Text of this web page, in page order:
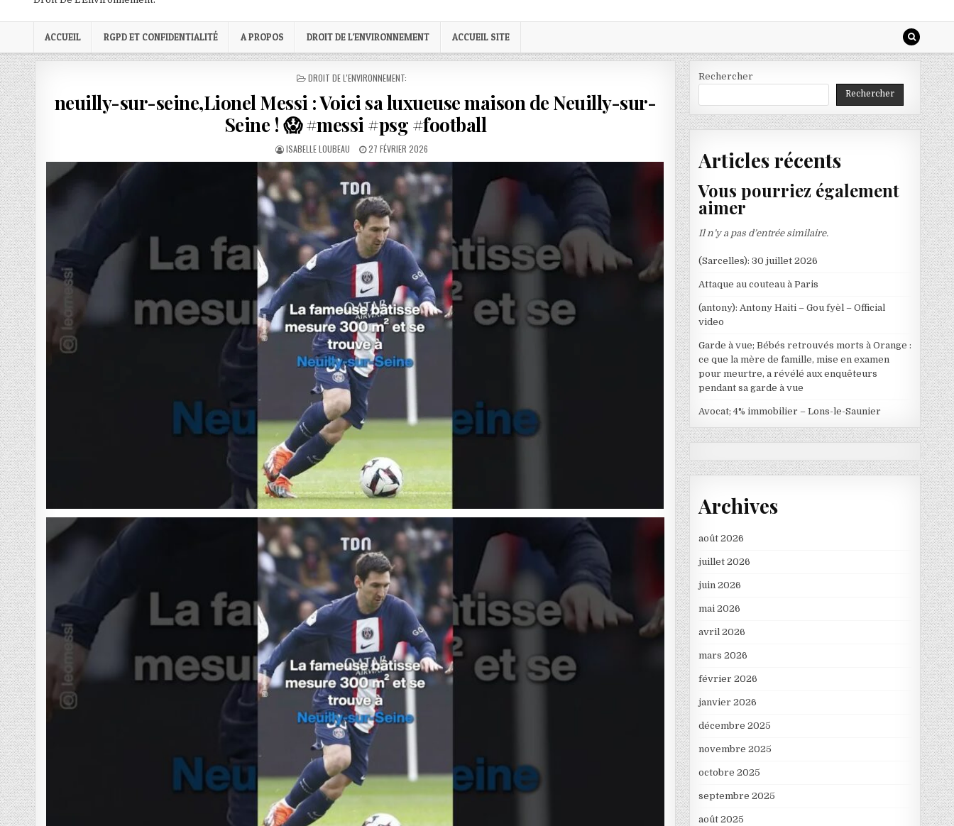
ACCUEIL RGPD ET CONFIDENTIALITÉ A PROPOS DROIT DE L’ENVIRONNEMENT ACCUEIL SITE
POSTED
DROIT DE L'ENVIRONNEMENT:
neuilly-sur-seine,Lionel Messi : Voici sa luxueuse maison de Neuilly-sur-
Seine ! 😱 #messi #psg #football
AUTHOR:
ISABELLE LOUBEAU
PUBLISHED
DATE:
27 FÉVRIER 2026
Rechercher
Rechercher
Articles récents
Vous pourriez également
aimer
Il n’y a pas d’entrée similaire.
(Sarcelles): 30 juillet 2026
Attaque au couteau à Paris
(antony): Antony Haiti – Gou fyèl – Official
video
Garde à vue; Bébés retrouvés morts à Orange :
ce que la mère de famille, mise en examen
pour meurtre, a révélé aux enquêteurs
pendant sa garde à vue
Avocat; 4% immobilier – Lons-le-Saunier
Archives
août 2026
juillet 2026
juin 2026
mai 2026
avril 2026
mars 2026
février 2026
janvier 2026
décembre 2025
novembre 2025
octobre 2025
septembre 2025
août 2025